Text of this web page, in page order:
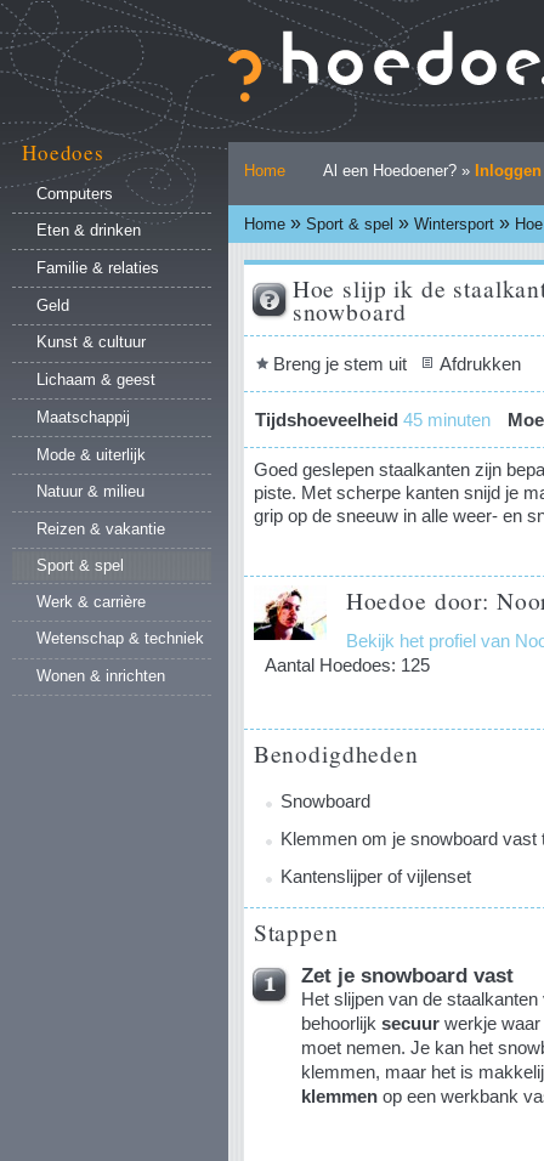
naar
inhoud.
Ga
naar
navigatie
Persoonlijke
hulpmiddelen
Home Al een Hoedoener? » Inloggen
Home » Sport & spel » Wintersport »
Hoedoes
Computers
Eten & drinken
Familie & relaties
Geld
Kunst & cultuur
Lichaam & geest
Maatschappij
Mode & uiterlijk
Natuur & milieu
Reizen & vakantie
Sport & spel
Werk & carrière
Wetenschap & techniek
Wonen & inrichten
Hoe slijp ik de
snowboard
Document
Breng je stem uit Afdrukken
Tijdshoeveelheid 45 minuten
Goed geslepen staalkanten zijn
piste. Met scherpe kanten snijd je
grip op de sneeuw in alle weer- en
Hoedoe door:
Bekijk het profiel van
Aantal Hoedoes: 125
Benodigdheden
Snowboard
Klemmen om je snowboard vast
Kantenslijper of vijlenset
Stappen
Zet je snowboard vast
Het slijpen van de
behoorlijk secuurwerkje waar
moet nemen. Je kan het
klemmen, maar het is
klemmen op een werkbank